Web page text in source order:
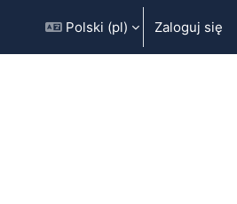
Polski ‎(pl)‎ Zaloguj się